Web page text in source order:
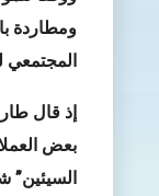
ومطاردة
المجتمعي
إذ قال
بعض
السيئين”